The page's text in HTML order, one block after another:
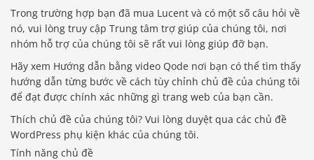
Trong trường hợp bạn đã mua Lucent và có một số câu hỏi về
nó, vui lòng truy cập Trung tâm trợ giúp của chúng tôi, nơi
nhóm hỗ trợ của chúng tôi sẽ rất vui lòng giúp đỡ bạn.
Hãy xem Hướng dẫn bằng video Qode nơi bạn có thể tìm thấy
hướng dẫn từng bước về cách tùy chỉnh chủ đề của chúng tôi
để đạt được chính xác những gì trang web của bạn cần.
Thích chủ đề của chúng tôi? Vui lòng duyệt qua các chủ đề
WordPress phụ kiện khác của chúng tôi.
Tính năng chủ đề